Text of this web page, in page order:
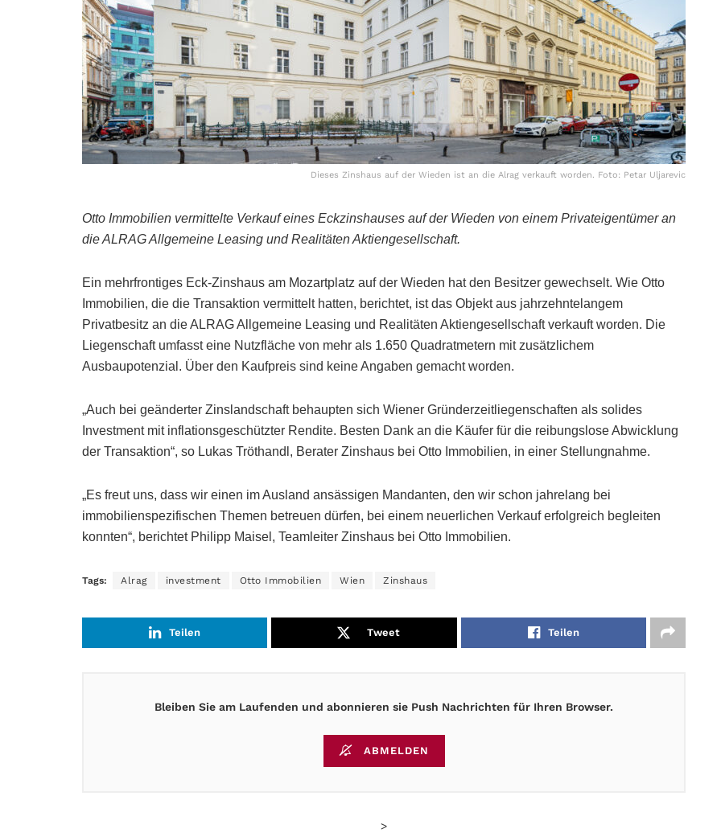
Dieses Zinshaus auf der Wieden ist an die Alrag verkauft worden. Foto: Petar Uljarevic
Otto Immobilien vermittelte Verkauf eines Eckzinshauses auf der Wieden von einem Privateigentümer an
die ALRAG Allgemeine Leasing und Realitäten Aktiengesellschaft.
Ein mehrfrontiges Eck-Zinshaus am Mozartplatz auf der Wieden hat den Besitzer gewechselt. Wie Otto
Immobilien, die die Transaktion vermittelt hatten, berichtet, ist das Objekt aus jahrzehntelangem
Privatbesitz an die ALRAG Allgemeine Leasing und Realitäten Aktiengesellschaft verkauft worden. Die
Liegenschaft umfasst eine Nutzfläche von mehr als 1.650 Quadratmetern mit zusätzlichem
Ausbaupotenzial. Über den Kaufpreis sind keine Angaben gemacht worden.
„Auch bei geänderter Zinslandschaft behaupten sich Wiener Gründerzeitliegenschaften als solides
Investment mit inflationsgeschützter Rendite. Besten Dank an die Käufer für die reibungslose Abwicklung
der Transaktion“, so Lukas Tröthandl, Berater Zinshaus bei Otto Immobilien, in einer Stellungnahme.
„Es freut uns, dass wir einen im Ausland ansässigen Mandanten, den wir schon jahrelang bei
immobilienspezifischen Themen betreuen dürfen, bei einem neuerlichen Verkauf erfolgreich begleiten
konnten“, berichtet Philipp Maisel, Teamleiter Zinshaus bei Otto Immobilien.
Tags: Alrag investment Otto Immobilien Wien Zinshaus
Teilen Tweet Teilen
Bleiben Sie am Laufenden und abonnieren sie Push Nachrichten für Ihren Browser.
ABMELDEN
>